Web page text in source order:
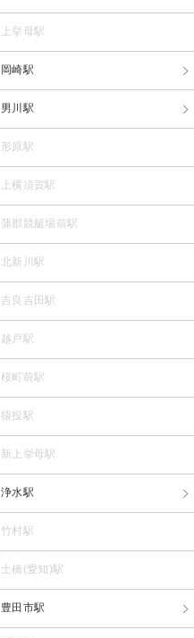
上挙母駅
岡崎駅
男川駅
形原駅
上横須賀駅
蒲郡競艇場前駅
北新川駅
吉良吉田駅
越戸駅
桜町前駅
猿投駅
新上挙母駅
浄水駅
竹村駅
土橋(愛知)駅
豊田市駅